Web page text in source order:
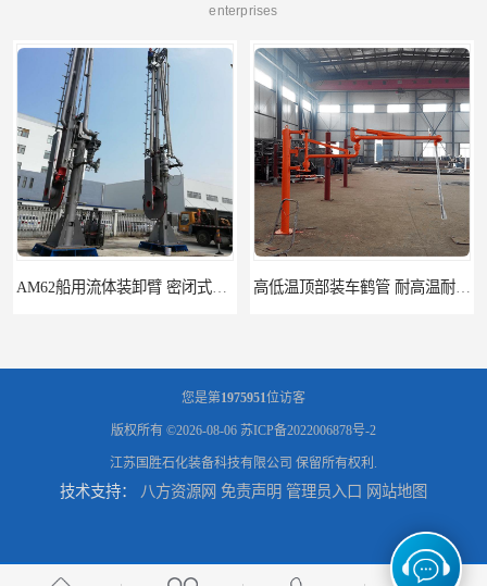
enterprises
鹤管_鹤管销售_鹤管供应商
鹤管活动梯_鹤管活动梯销售_鹤管活动梯供应商 输油臂_输油臂批发_输油臂厂家
您是第1975951位访客
版权所有 ©2026-08-06 苏ICP备2022006878号-2
江苏国胜石化装备科技有限公司 保留所有权利.
技术支持： 八方资源网 免责声明 管理员入口 网站地图